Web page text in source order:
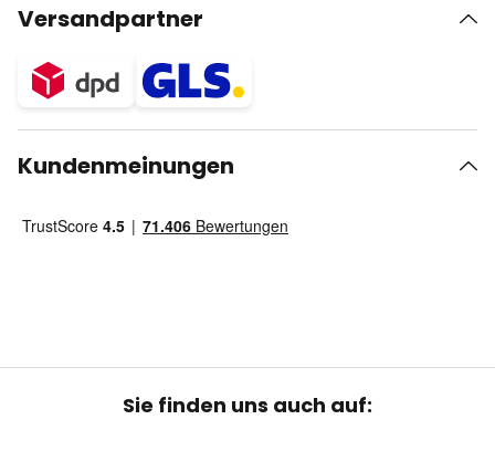
Versandpartner
Kundenmeinungen
Sie finden uns auch auf: